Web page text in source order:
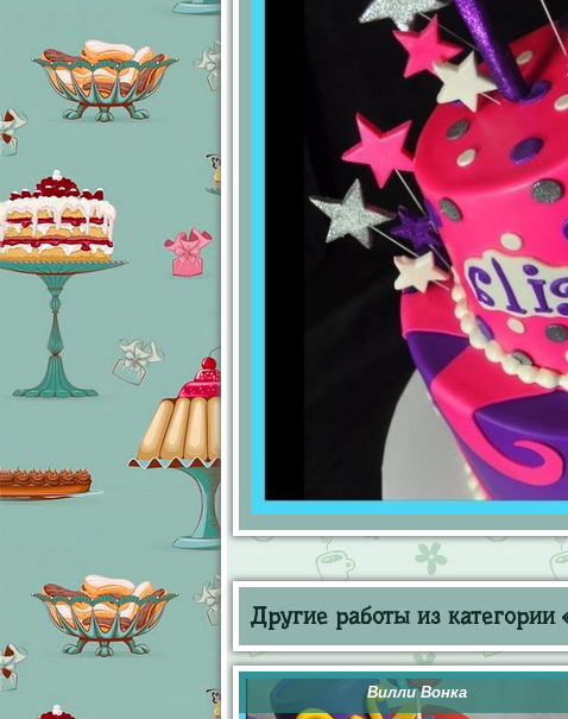
Другие работы из категории
Вилли Вонка